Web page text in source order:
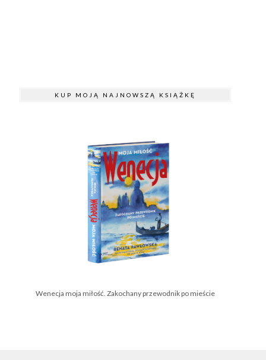
KUP MOJĄ NAJNOWSZĄ KSIĄŻKĘ
Wenecja moja miłość. Zakochany przewodnik po mieście